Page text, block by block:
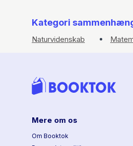
Kategori
Naturvidenskab
Mere om os
Om Booktok